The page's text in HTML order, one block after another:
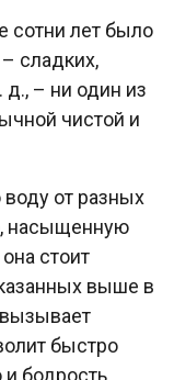
сотни лет было
сладких,
д., – ни один из
чистой и
от разных
насыщенную
стоит
выше в
быстро
бодрость.